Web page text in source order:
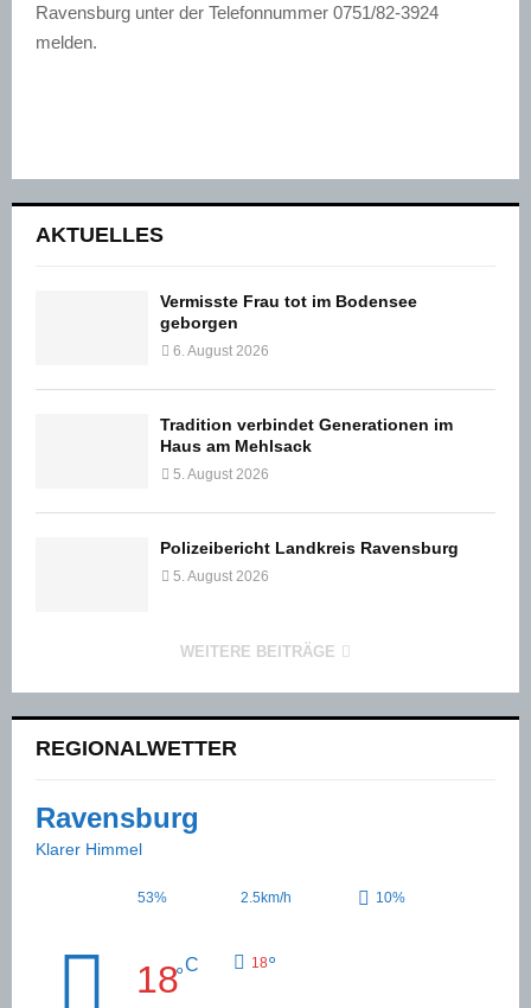
Ravensburg unter der Telefonnummer 0751/82-3924
melden.
AKTUELLES
Vermisste Frau tot im Bodensee
geborgen
6. August 2026
Tradition verbindet Generationen im
Haus am Mehlsack
5. August 2026
Polizeibericht Landkreis Ravensburg
5. August 2026
WEITERE BEITRÄGE
REGIONALWETTER
Ravensburg
Klarer Himmel
53% 2.5km/h 10%
18°C 18°